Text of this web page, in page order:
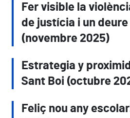
Fer visible la
de justícia i un
(novembre 2025)
Estrategia y
Sant Boi (octubre
Feliç nou any